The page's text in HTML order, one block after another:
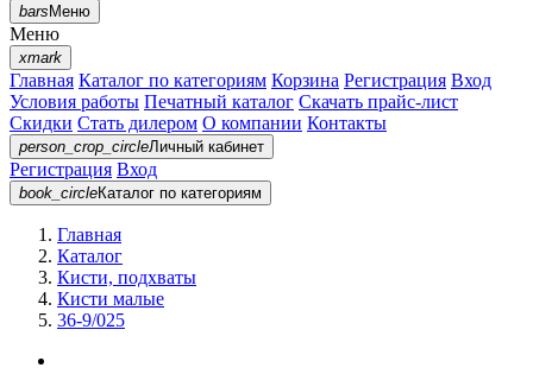
barsМеню
Меню
xmark
Главная Каталог по категориям Корзина Регистрация Вход
Условия работы Печатный каталог Скачать прайс-лист
Скидки Стать дилером О компании Контакты
person_crop_circleЛичный кабинет
Регистрация Вход
book_circleКаталог по категориям
Главная
Каталог
Кисти, подхваты
Кисти малые
36-9/025